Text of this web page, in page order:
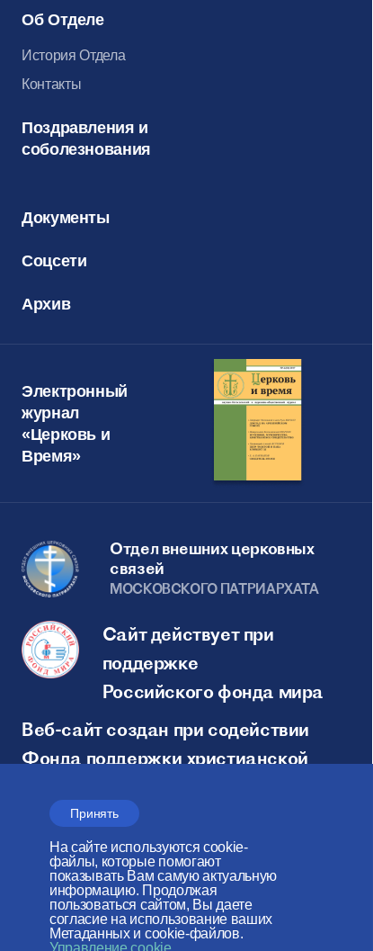
Принять
На сайте используются cookie-
файлы, которые помогают
показывать Вам самую актуальную
информацию. Продолжая
пользоваться сайтом, Вы даете
согласие на использование ваших
Метаданных и cookie-файлов.
Управление cookie
Об Отделе
История Отдела
Контакты
Поздравления и
соболезнования
Документы
Соцсети
Архив
Электронный
журнал
«Церковь и
Время»
Отдел внешних церковных
связей
МОСКОВСКОГО ПАТРИАРХАТА
Сайт действует при
поддержке
Российского фонда мира
Веб-сайт создан при содействии
Фонда поддержки христианской
Мы в социальных сетях: